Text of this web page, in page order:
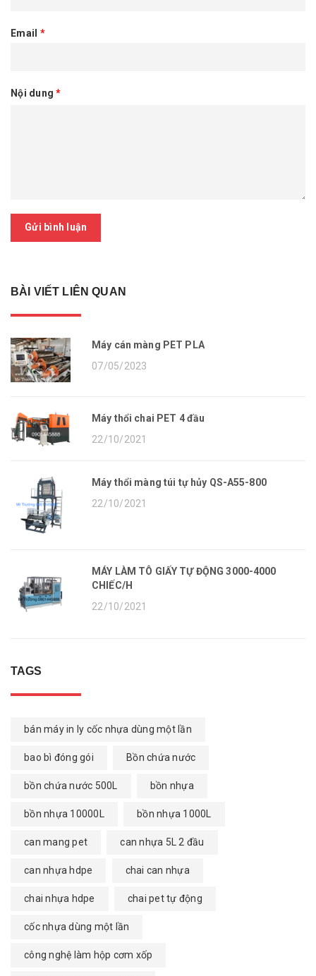
Email *
Nội dung*
Gửi bình luận
BÀI VIẾT LIÊN QUAN
Máy cán màng PET PLA
07/05/2023
Máy thổi chai PET 4 đầu
22/10/2021
Máy thổi màng túi tự hủy QS-A55-800
22/10/2021
MÁY LÀM TÔ GIẤY TỰ ĐỘNG 3000-4000
CHIẾC/H
22/10/2021
TAGS
bán máy in ly cốc nhựa dùng một lần
bao bì đóng gói Bồn chứa nước
bồn chứa nước 500L bồn nhựa
bồn nhựa 10000L bồn nhựa 1000L
can mang pet can nhựa 5L 2 đầu
can nhựa hdpe chai can nhựa
chai nhựa hdpe chai pet tự động
cốc nhựa dùng một lần
công nghệ làm hộp cơm xốp